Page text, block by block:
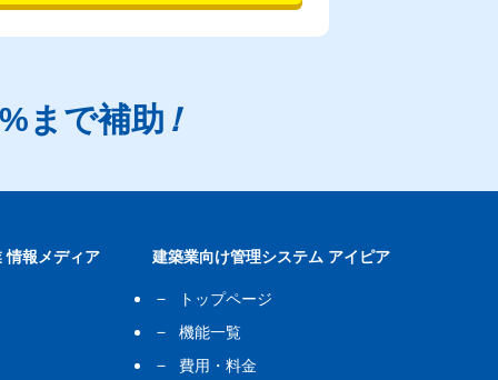
まで補助！
情報メディア 建築業向け管理システム アイピア
トップページ
機能一覧
費用・料金